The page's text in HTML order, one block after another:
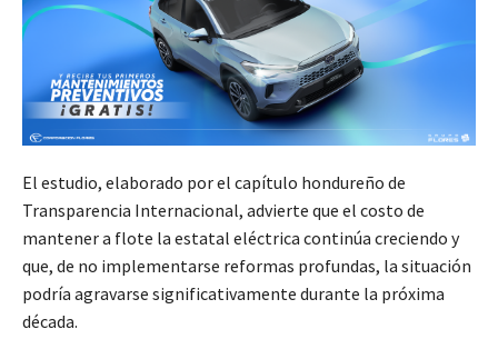
El estudio, elaborado por el capítulo hondureño de
Transparencia Internacional, advierte que el costo de
mantener a flote la estatal eléctrica continúa creciendo y
que, de no implementarse reformas profundas, la situación
podría agravarse significativamente durante la próxima
década.